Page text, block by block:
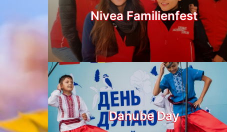
Nivea Familienfest
Danube Day